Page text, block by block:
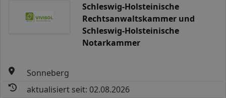
Schleswig-Holsteinische
Rechtsanwaltskammer und
Schleswig-Holsteinische
Notarkammer
Sonneberg
aktualisiert seit: 02.08.2026